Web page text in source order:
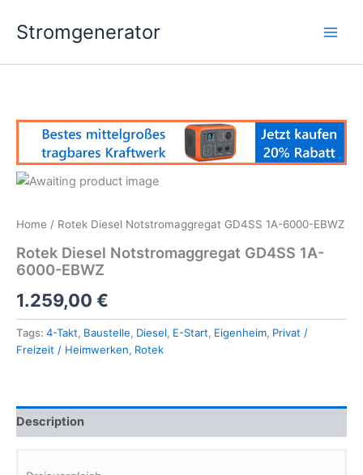
Stromgenerator
Home / Rotek Diesel Notstromaggregat GD4SS 1A-6000-EBWZ
Rotek Diesel Notstromaggregat GD4SS 1A-
6000-EBWZ
1.259,00 €
Tags: 4-Takt, Baustelle, Diesel, E-Start, Eigenheim, Privat /
Freizeit / Heimwerken, Rotek
Description